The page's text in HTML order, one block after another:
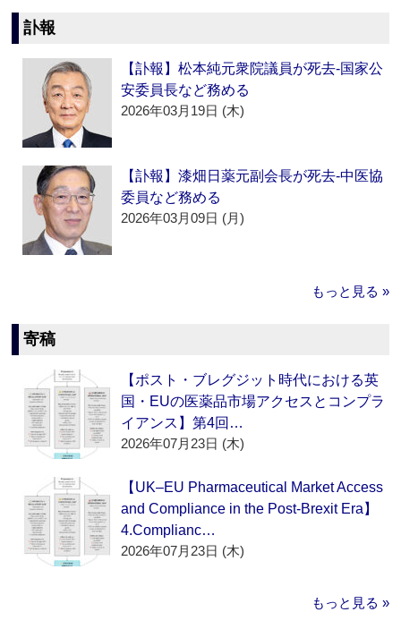
訃報
【訃報】松本純元衆院議員が死去‐国家公
安委員長など務める
2026年03月19日 (木)
【訃報】漆畑日薬元副会長が死去‐中医協
委員など務める
2026年03月09日 (月)
もっと見る »
寄稿
【ポスト・ブレグジット時代における英
国・EUの医薬品市場アクセスとコンプラ
イアンス】第4回…
2026年07月23日 (木)
【UK–EU Pharmaceutical Market Access
and Compliance in the Post-Brexit Era】
4.Complianc…
2026年07月23日 (木)
もっと見る »